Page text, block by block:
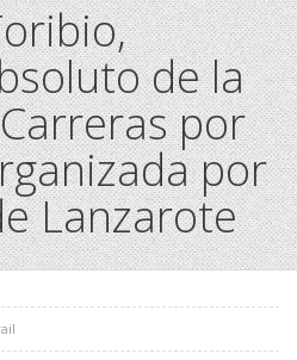
de la
por
por
Lanzarote